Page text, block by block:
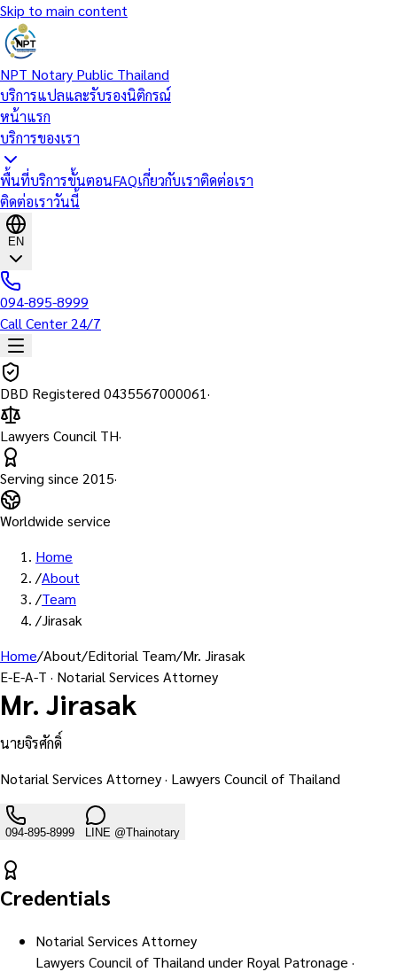
Skip to main content
NPT Notary Public Thailand
บริการแปลและรับรองนิติกรณ์
หน้าแรก
บริการของเรา
พื้นที่บริการขั้นตอนFAQเกี่ยวกับเราติดต่อเรา
ติดต่อเราวันนี้
EN
094-895-8999
Call Center 24/7
DBD Registered 0435567000061·
Lawyers Council TH·
Serving since 2015·
Worldwide service
Home
/About
/Team
/Jirasak
Home/About/Editorial Team/Mr. Jirasak
E-E-A-T · Notarial Services Attorney
Mr. Jirasak
นายจิรศักดิ์
Notarial Services Attorney · Lawyers Council of Thailand
094-895-8999 LINE @Thainotary
Credentials
Notarial Services Attorney
Lawyers Council of Thailand under Royal Patronage ·